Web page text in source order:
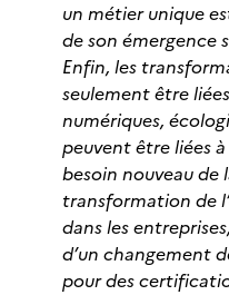
un métier unique
de son émergence
Enfin, les
seulement être
numériques,
peuvent être liées
besoin nouveau de
transformation de
dans les
d’un changement
pour des